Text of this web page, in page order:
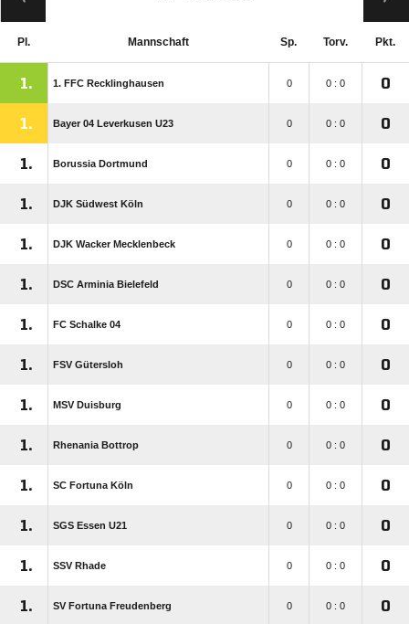
Pl. Mannschaft Sp. Torv. Pkt.
1. 1. FFC Recklinghausen 0 0 : 0 0
1. Bayer 04 Leverkusen U23 0 0 : 0 0
1. Borussia Dortmund 0 0 : 0 0
1. DJK Südwest Köln 0 0 : 0 0
1. DJK Wacker Mecklenbeck 0 0 : 0 0
1. DSC Arminia Bielefeld 0 0 : 0 0
1. FC Schalke 04 0 0 : 0 0
1. FSV Gütersloh 0 0 : 0 0
1. MSV Duisburg 0 0 : 0 0
1. Rhenania Bottrop 0 0 : 0 0
1. SC Fortuna Köln 0 0 : 0 0
1. SGS Essen U21 0 0 : 0 0
1. SSV Rhade 0 0 : 0 0
1. SV Fortuna Freudenberg 0 0 : 0 0